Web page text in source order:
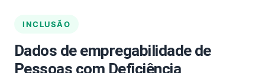
INCLUSÃO
Dados de empregabilidade de
Pessoas com Deficiência